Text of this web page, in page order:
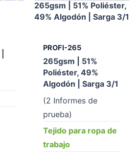
265gsm | 51% Poliéster,
49% Algodón | Sarga 3/1
PROFI-265
265gsm | 51%
Poliéster, 49%
Algodón | Sarga 3/1
(2 Informes de
prueba)
Tejido para ropa de
trabajo